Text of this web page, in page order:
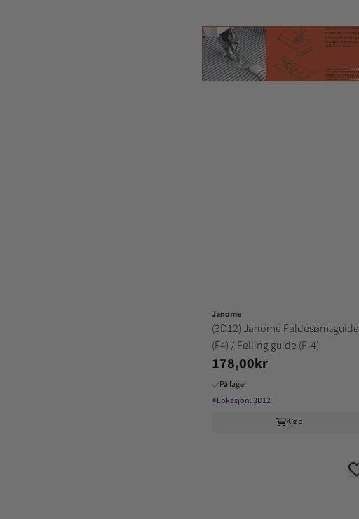
Janome
(3D12) Janome Faldesømsguide
(F4) / Felling guide (F-4)
178,00kr
På lager
⌖Lokasjon: 3D12
Kjøp